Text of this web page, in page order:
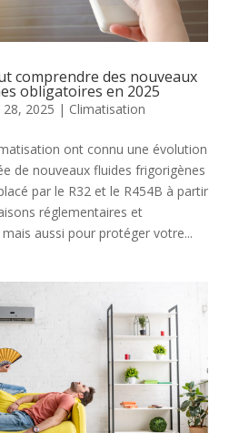
comprendre des nouveaux
obligatoires en 2025
28, 2025 | Climatisation
ont connu une évolution
de nouveaux fluides frigorigènes
par le R32 et le R454B à partir
réglementaires et
aussi pour protéger votre...